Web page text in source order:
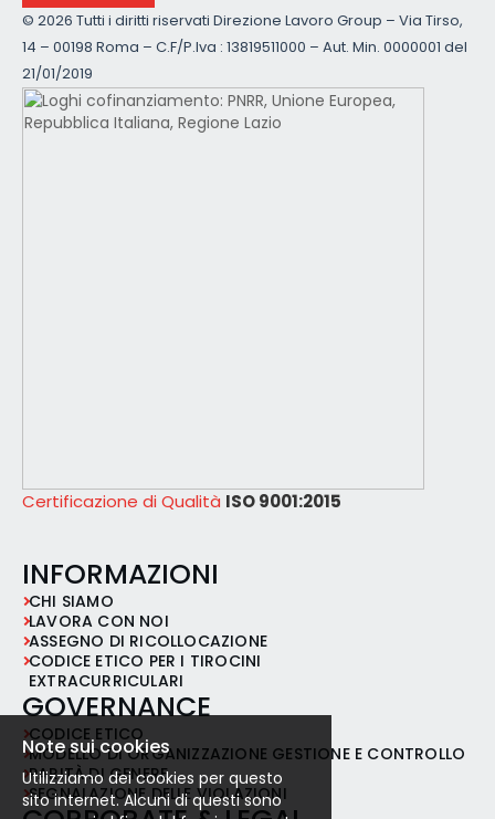
© 2026 Tutti i diritti riservati Direzione Lavoro Group – Via Tirso,
14 – 00198 Roma – C.F/P.Iva : 13819511000 – Aut. Min. 0000001 del
21/01/2019
Certificazione di Qualità ISO 9001:2015
INFORMAZIONI
CHI SIAMO
LAVORA CON NOI
ASSEGNO DI RICOLLOCAZIONE
CODICE ETICO PER I TIROCINI
EXTRACURRICULARI
GOVERNANCE
CODICE ETICO
MODELLO DI ORGANIZZAZIONE GESTIONE E CONTROLLO
PARITÀ DI GENERE
SEGNALAZIONE DELLE VIOLAZIONI
Note sui cookies
Utilizziamo dei cookies per questo
sito internet. Alcuni di questi sono